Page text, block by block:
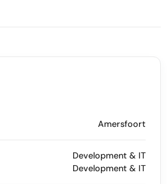
Amersfoort
Development & IT
Development & IT